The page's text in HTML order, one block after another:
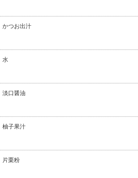
かつお出汁
水
淡口醤油
柚子果汁
片栗粉